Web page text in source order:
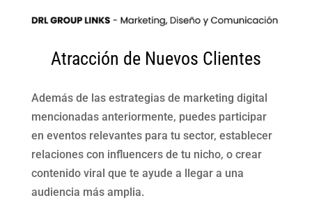
Atracción de Nuevos Clientes
Además de las estrategias de marketing digital
mencionadas anteriormente, puedes participar
en eventos relevantes para tu sector, establecer
relaciones con influencers de tu nicho, o crear
contenido viral que te ayude a llegar a una
audiencia más amplia.